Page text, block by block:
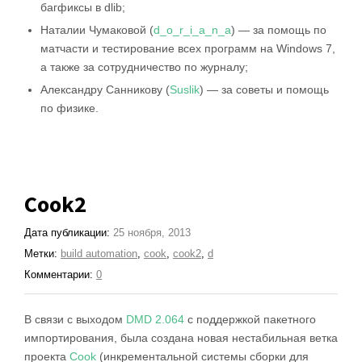
багфиксы в dlib;
Наталии Чумаковой (d_o_r_i_a_n_a) — за помощь по
матчасти и тестирование всех программ на Windows 7,
а также за сотрудничество по журналу;
Александру Санникову (Suslik) — за советы и помощь
по физике.
Cook2
Дата публикации: 25 ноября, 2013
Метки: build automation, cook, cook2, d
Комментарии: 0
В связи с выходом DMD 2.064 с поддержкой пакетного
импортирования, была создана новая нестабильная ветка
проекта Cook (инкрементальной системы сборки для